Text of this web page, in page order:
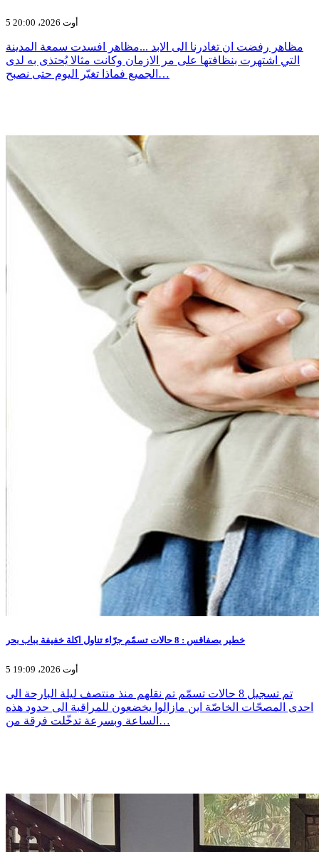
5 أوت 2026، 20:00
مظاهر رفضت ان تغادرنا الى الابد ...مظاهر افسدت سمعة المدينة
التي اشتهرت بنظافتها على مر الازمان وكانت مثالا يُحتذى به لدى
الجميع فماذا تغيّر اليوم حتى نصبح…
خطير بصفاقس : 8 حالات تسمّم جرّاء تناول اكلة خفيفة بباب بحر
5 أوت 2026، 19:09
تم تسجيل 8 حالات تسمّم تم نقلهم منذ منتصف ليلة البارحة الى
احدى المصحّات الخاصّة اين مازالوا يخضعون للمراقبة الى حدود هذه
الساعة وبسرعة تدخّلت فرقة من…